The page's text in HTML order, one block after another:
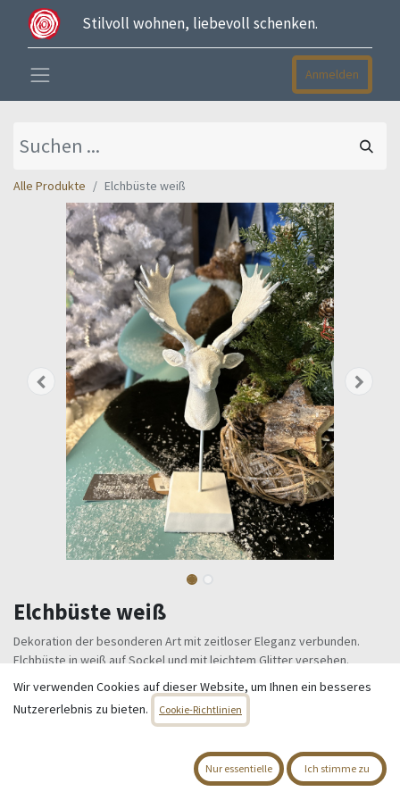
Stilvoll wohnen, liebevoll schenken.
Anmelden
Alle Produkte Elchbüste weiß
Elchbüste weiß
Dekoration der besonderen Art mit zeitloser Eleganz verbunden.
Elchbüste in weiß auf Sockel und mit leichtem Glitter versehen.
Maße ca. 30 x 16 cm
24,95€ Alle Preise inkl. MwSt.zzgl. Versandkosten
Wir verwenden Cookies auf dieser Website, um Ihnen ein besseres
Nutzererlebnis zu bieten.
Cookie-Richtlinien
Nur essentielle Ich stimme zu